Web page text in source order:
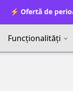
⚡ Ofertă de
Funcționalități